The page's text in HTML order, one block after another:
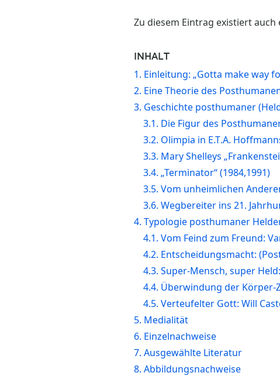
Zu diesem Eintrag existiert auch
INHALT
1. Einleitung: „Gotta make way
2. Eine Theorie des
3. Geschichte posthumaner
3.1. Die Figur des
3.2. Olimpia in E.T.A.
3.3. Mary Shelleys
3.4. „Terminator“ (1984,1991)
3.5. Vom unheimlichen
3.6. Wegbereiter ins 21.
4. Typologie posthumaner
4.1. Vom Feind zum Freund:
4.2. Entscheidungsmacht:
4.3. Super-Mensch, super
4.4. Überwindung der Körper-
4.5. Verteufelter Gott: Will
5. Medialität
6. Einzelnachweise
7. Ausgewählte Literatur
8. Abbildungsnachweise